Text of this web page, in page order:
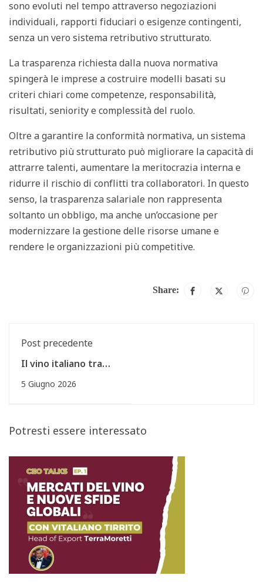
sono evoluti nel tempo attraverso negoziazioni
individuali, rapporti fiduciari o esigenze contingenti,
senza un vero sistema retributivo strutturato.
La trasparenza richiesta dalla nuova normativa
spingerà le imprese a costruire modelli basati su
criteri chiari come competenze, responsabilità,
risultati, seniority e complessità del ruolo.
Oltre a garantire la conformità normativa, un sistema
retributivo più strutturato può migliorare la capacità di
attrarre talenti, aumentare la meritocrazia interna e
ridurre il rischio di conflitti tra collaboratori. In questo
senso, la trasparenza salariale non rappresenta
soltanto un obbligo, ma anche un’occasione per
modernizzare la gestione delle risorse umane e
rendere le organizzazioni più competitive.
Share:
Post precedente
Il vino italiano tra
visione di Vitaliano
5 Giugno 2026
Potresti essere interessato